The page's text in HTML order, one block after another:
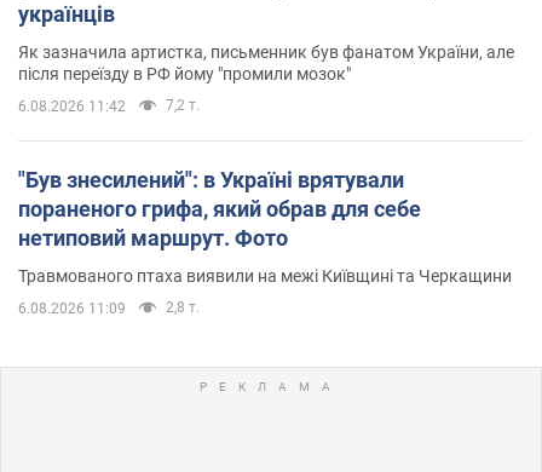
українців
Як зазначила артистка, письменник був фанатом України, але
після переїзду в РФ йому "промили мозок"
6.08.2026 11:42 7,2 т.
"Був знесилений": в Україні врятували
пораненого грифа, який обрав для себе
нетиповий маршрут. Фото
Травмованого птаха виявили на межі Київщині та Черкащини
6.08.2026 11:09 2,8 т.